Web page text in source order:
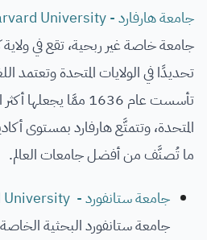
جامعة هارفارد - Harvard University:
جامعة خاصة غير ربحية، تقع في
تحديدًا في الولايات المتحدة وتعتمد
تأسست عام 1636 ممَّا
المتحدة، وتتمتَّع هارفارد بمستوى
ما تُصنَّف من أفضل جامعات العالم.
جامعة ستانفورد - Stanford University:
جامعة ستانفورد البحثية